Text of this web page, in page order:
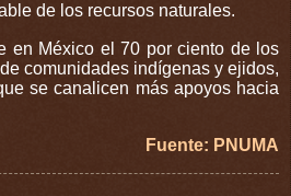
de los recursos naturales.
en México el 70 por ciento de los
comunidades indígenas y ejidos,
se canalicen más apoyos hacia
Fuente: PNUMA